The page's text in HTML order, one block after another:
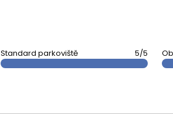
Standard parkoviště 5/5